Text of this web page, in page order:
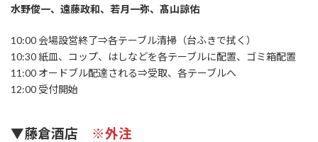
水野俊一、遠藤政和、若月一弥、髙山諒佑
10:00 会場設営終了⇒各テーブル清掃（台ふきで拭く）
10:30 紙皿、コップ、はしなどを各テーブルに配置、ゴミ箱配置
11:00 オードブル配達される⇒受取、各テーブルへ
12:00 受付開始
▼藤倉酒店 ※外注